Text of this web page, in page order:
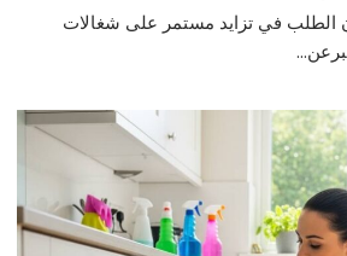
الطلب في تزايد مستمر على شغالات